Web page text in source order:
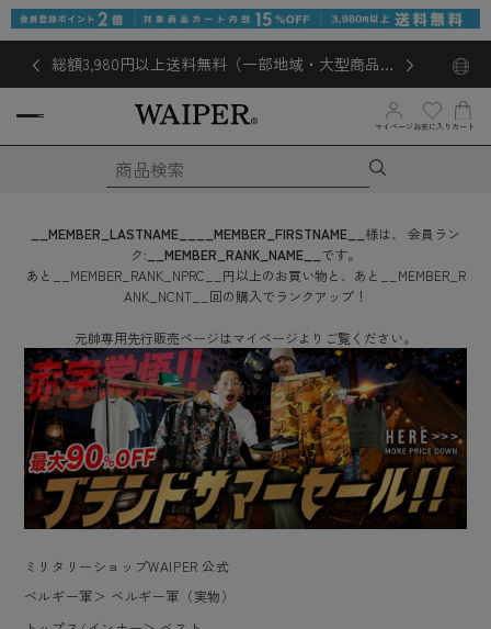
総額3,980円以上送料無料（一部地域・大型商品対
マイページ お気に入り カート
__MEMBER_LASTNAME__ __MEMBER_FIRSTNAME__ 様は、
会員ラン
ク: __MEMBER_RANK_NAME__ です。
あと
__MEMBER_RANK_NPRC__ 円以上のお買い物と、あと
__MEMBER_R
ANK_NCNT__ 回の購入でランクアップ！
元帥専用先行販売ページはマイページよりご覧ください。
ミリタリーショップWAIPER 公式
ベルギー軍＞ ベルギー軍（実物）